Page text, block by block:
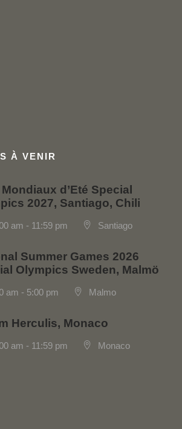
À VENIR
d’Eté Special
2027, Santiago, Chili
am - 11:59 pm Santiago
Summer Games 2026
Olympics Sweden, Malmö
am - 5:00 pm Malmo
Herculis, Monaco
am - 11:59 pm Monaco